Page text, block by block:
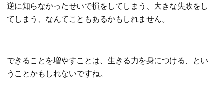
逆に知らなかったせいで損をしてしまう、大きな失敗をし
てしまう、なんてこともあるかもしれません。
できることを増やすことは、生きる力を身につける、とい
うことかもしれないですね。